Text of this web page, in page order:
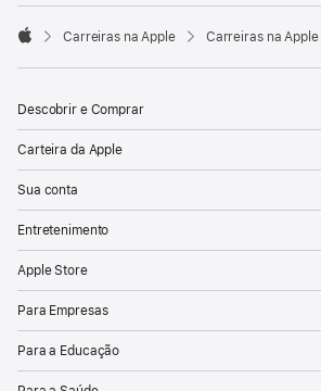

Carreiras na Apple Carreiras na Apple
Descobrir e Comprar
Carteira da Apple
Sua conta
Entretenimento
Apple Store
Para Empresas
Para a Educação